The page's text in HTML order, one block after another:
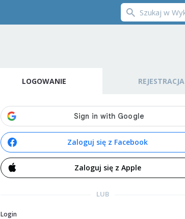
LOGOWANIE REJESTRACJA
Zaloguj się z Facebook
Zaloguj się z Apple
LUB
Login